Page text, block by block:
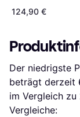
124,90 €
Der niedrigste
beträgt derzeit
im Vergleich zu
Vergleiche: